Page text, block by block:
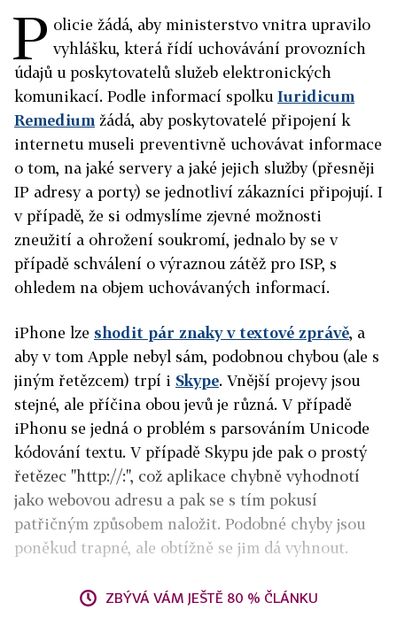
P olicie žádá, aby ministerstvo vnitra upravilo
vyhlášku, která řídí uchovávání provozních
údajů u poskytovatelů služeb elektronických
komunikací. Podle informací spolku Iuridicum
Remedium žádá, aby poskytovatelé připojení k
internetu museli preventivně uchovávat informace
o tom, na jaké servery a jaké jejich služby (přesněji
IP adresy a porty) se jednotliví zákazníci připojují. I
v případě, že si odmyslíme zjevné možnosti
zneužití a ohrožení soukromí, jednalo by se v
případě schválení o výraznou zátěž pro ISP, s
ohledem na objem uchovávaných informací.
iPhone lze shodit pár znaky v textové zprávě, a
aby v tom Apple nebyl sám, podobnou chybou (ale s
jiným řetězcem) trpí i Skype. Vnější projevy jsou
stejné, ale příčina obou jevů je různá. V případě
iPhonu se jedná o problém s parsováním Unicode
kódování textu. V případě Skypu jde pak o prostý
řetězec "http://:", což aplikace chybně vyhodnotí
jako webovou adresu a pak se s tím pokusí
patřičným způsobem naložit. Podobné chyby jsou
poněkud trapné, ale obtížně se jim dá vyhnout.
ZBÝVÁ VÁM JEŠTĚ 80 % ČLÁNKU